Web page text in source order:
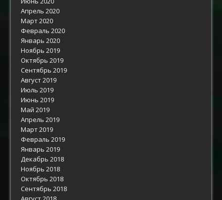
Апрель 2020
Март 2020
Февраль 2020
Январь 2020
Ноябрь 2019
Октябрь 2019
Сентябрь 2019
Август 2019
Июль 2019
Июнь 2019
Май 2019
Апрель 2019
Март 2019
Февраль 2019
Январь 2019
Декабрь 2018
Ноябрь 2018
Октябрь 2018
Сентябрь 2018